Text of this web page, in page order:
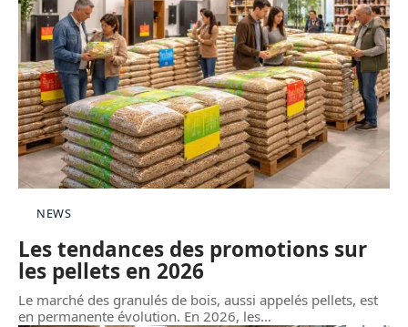
NEWS
Les tendances des promotions sur
les pellets en 2026
Le marché des granulés de bois, aussi appelés pellets, est
en permanente évolution. En 2026, les…